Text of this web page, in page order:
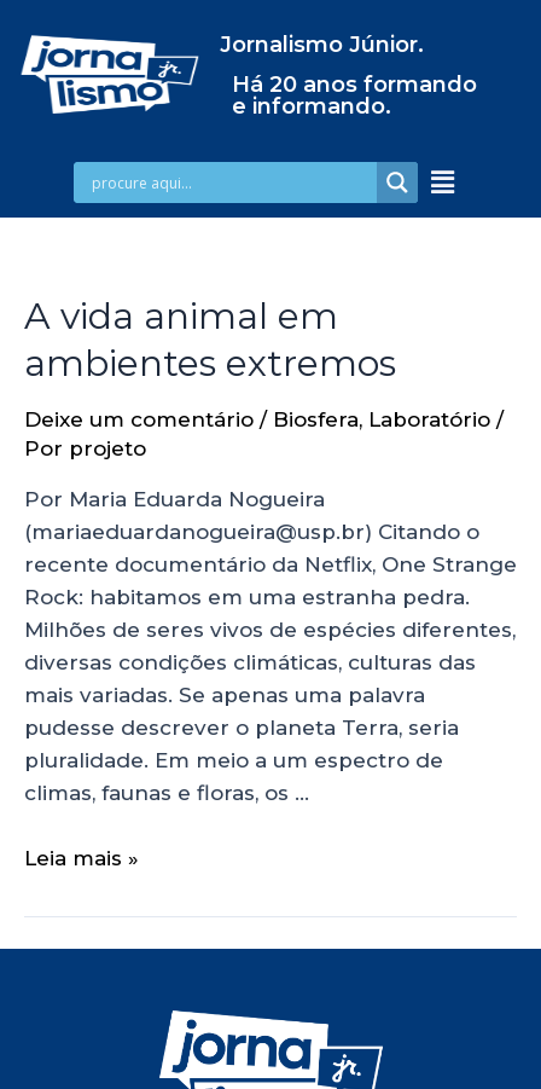
Jornalismo Júnior.
Há 20 anos formando
e informando.
A vida animal em
ambientes extremos
Deixe um comentário / Biosfera, Laboratório /
Por projeto
Por Maria Eduarda Nogueira
(mariaeduardanogueira@usp.br) Citando o
recente documentário da Netflix, One Strange
Rock: habitamos em uma estranha pedra.
Milhões de seres vivos de espécies diferentes,
diversas condições climáticas, culturas das
mais variadas. Se apenas uma palavra
pudesse descrever o planeta Terra, seria
pluralidade. Em meio a um espectro de
climas, faunas e floras, os …
Leia mais »